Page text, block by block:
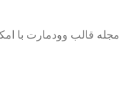
قالب وودمارت با